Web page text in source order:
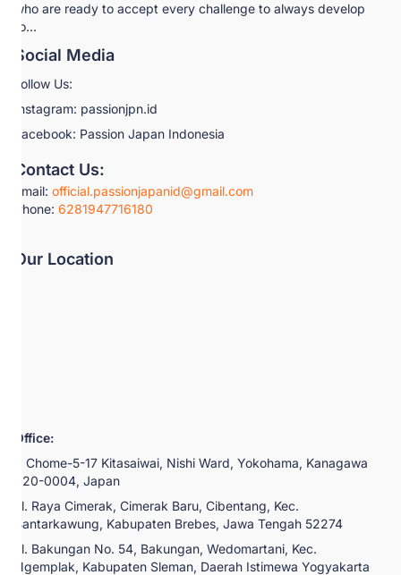
who are ready to accept every challenge to always develop
fo...
Social Media
Follow Us:
Instagram: passionjpn.id
Facebook: Passion Japan Indonesia
Contact Us:
Email: official.passionjapanid@gmail.com
Phone: 6281947716180
Our Location
Office:
2 Chome-5-17 Kitasaiwai, Nishi Ward, Yokohama, Kanagawa
220-0004, Japan
Jl. Raya Cimerak, Cimerak Baru, Cibentang, Kec.
Bantarkawung, Kabupaten Brebes, Jawa Tengah 52274
Jl. Bakungan No. 54, Bakungan, Wedomartani, Kec.
Ngemplak, Kabupaten Sleman, Daerah Istimewa Yogyakarta